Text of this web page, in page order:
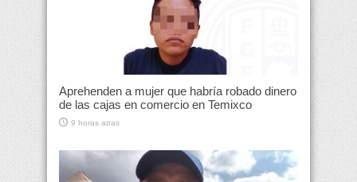
Aprehenden a mujer que habría robado dinero
de las cajas en comercio en Temixco
9 horas atras